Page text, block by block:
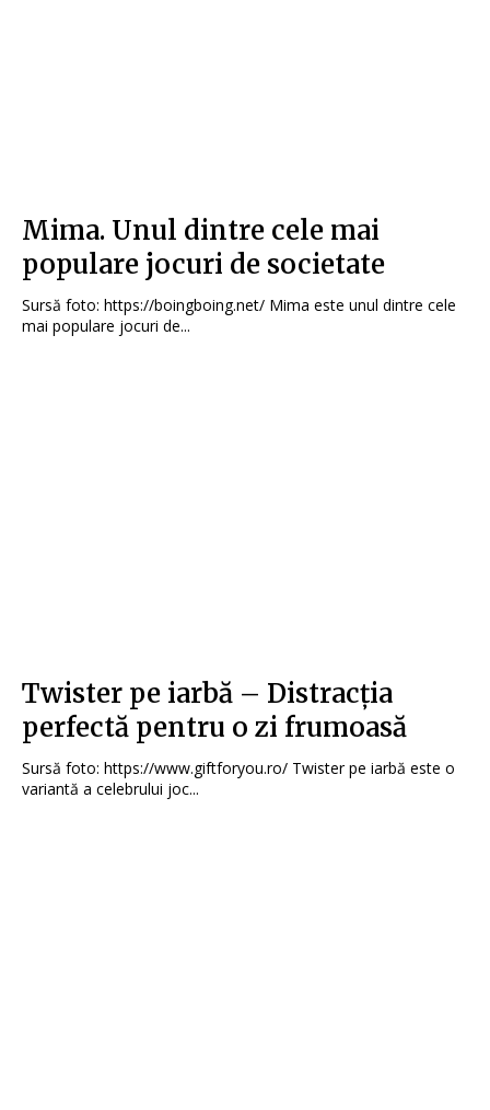
Mima. Unul dintre cele mai
populare jocuri de societate
Sursă foto: https://boingboing.net/ Mima este unul dintre cele
mai populare jocuri de...
Twister pe iarbă – Distracția
perfectă pentru o zi frumoasă
Sursă foto: https://www.giftforyou.ro/ Twister pe iarbă este o
variantă a celebrului joc...